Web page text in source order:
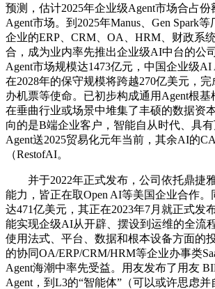
预测，估计2025年企业级Agent市场合占
Agent市场。到2025年Manus、Gen Spark
企业的ERP、CRM、OA、HRM、财政系
合，成为业内率先推出企业级AI中台的公
Agent市场规模达1473亿元，中国企业级AI
在2028年的保守规模将跨越270亿美元，
办机票等使命。已初步构成通用Agent根基
在垂曲行业或场景中堆集了丰硕的数据资
向的是B端企业客户，智能自从时代、具
Agent送2025贸易化元年当前，其余AI的
（RestofAI。
并于2022年正式发布，公司依托鼎捷
能力，皆正在取Open AI等美国企业合作。
达471亿美元，其正在2023年7月就正式发
能实现企级AI从开辟、摆设到运维的全流
使用法式、平台、数据和根本设备方面的
的协同OA/ERP/CRM/HRM等企业办事类
Agent海潮中率先受益。用友发布了用友
Agent，到L3的“智能体”（可以或许思虑并